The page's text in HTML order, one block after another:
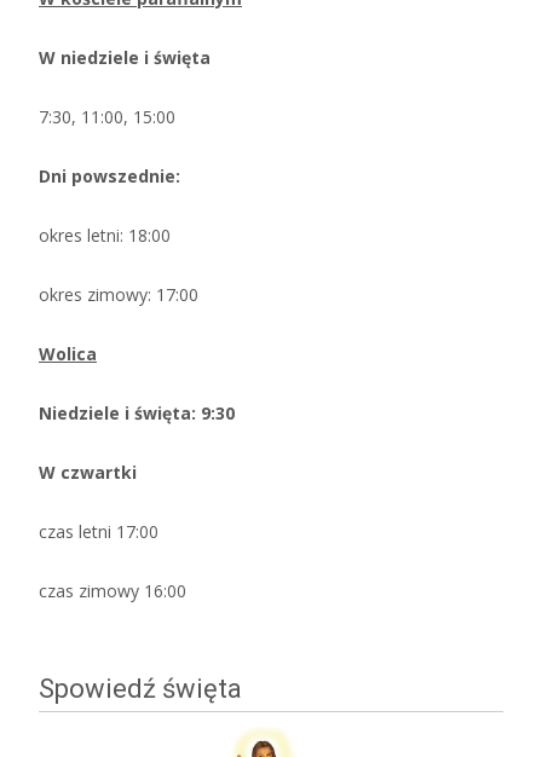
W niedziele i święta
7:30, 11:00, 15:00
Dni powszednie:
okres letni: 18:00
okres zimowy: 17:00
Wolica
Niedziele i święta: 9:30
W czwartki
czas letni 17:00
czas zimowy 16:00
Spowiedź święta